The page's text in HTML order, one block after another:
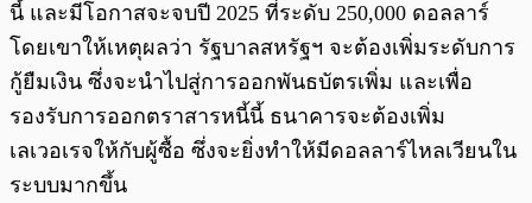
นี้ และมีโอกาสจะจบปี 2025 ที่ระดับ 250,000 ดอลลาร์
โดยเขาให้เหตุผลว่า รัฐบาลสหรัฐฯ จะต้องเพิ่มระดับการ
กู้ยืมเงิน ซึ่งจะนำไปสู่การออกพันธบัตรเพิ่ม และเพื่อ
รองรับการออกตราสารหนี้นี้ ธนาคารจะต้องเพิ่ม
เลเวอเรจให้กับผู้ซื้อ ซึ่งจะยิ่งทำให้มีดอลลาร์ไหลเวียนใน
ระบบมากขึ้น